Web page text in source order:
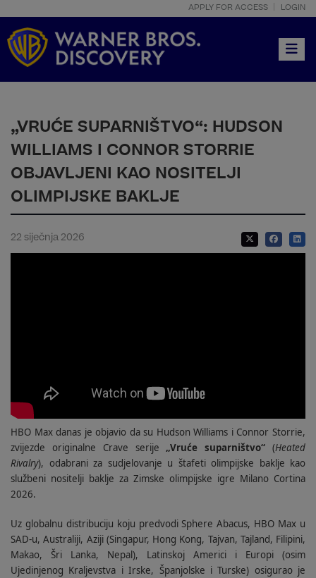
APPLY FOR ACCESS LOGIN
„VRUĆE SUPARNIŠTVO“: HUDSON
WILLIAMS I CONNOR STORRIE
OBJAVLJENI KAO NOSITELJI
OLIMPIJSKE BAKLJE
22 siječnja 2026
HBO Max danas je objavio da su Hudson Williams i Connor Storrie,
zvijezde originalne Crave serije„Vruće suparništvo“(Heated
Rivalry), odabrani za sudjelovanje u štafeti olimpijske baklje kao
službeni nositelji baklje za Zimske olimpijske igre Milano Cortina
2026.
Uz globalnu distribuciju koju predvodi Sphere Abacus, HBO Max u
SAD-u, Australiji, Aziji (Singapur, Hong Kong, Tajvan, Tajland, Filipini,
Makao, Šri Lanka, Nepal), Latinskoj Americi i Europi (osim
Ujedinjenog Kraljevstva i Irske, Španjolske i Turske) osigurao je